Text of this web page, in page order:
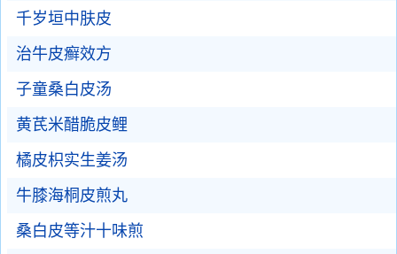
千岁垣中肤皮
治牛皮癣效方
子童桑白皮汤
黄芪米醋脆皮鲤
橘皮枳实生姜汤
牛膝海桐皮煎丸
桑白皮等汁十味煎